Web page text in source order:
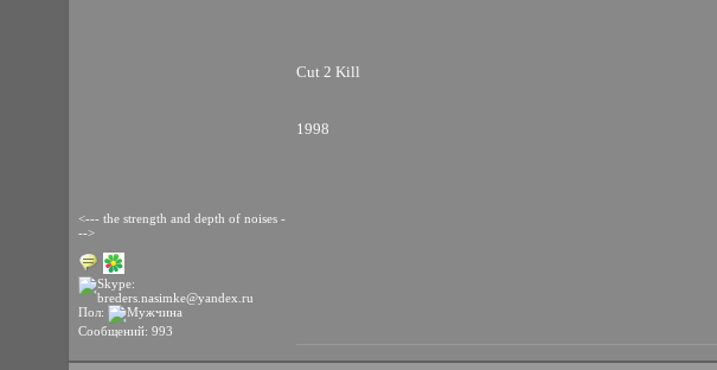
<--- the strength and depth of noises -
-->
Пол:
Сообщений: 993
Cut 2 Kill
1998